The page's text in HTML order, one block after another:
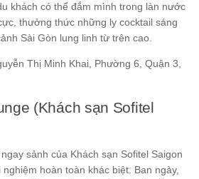
khách có thể đắm mình trong làn nước
thưởng thức những ly cocktail sáng
Sài Gòn lung linh từ trên cao.
Thị Minh Khai, Phường 6, Quận 3,
(Khách sạn Sofitel
sảnh của Khách sạn Sofitel Saigon
hoàn toàn khác biệt. Ban ngày,